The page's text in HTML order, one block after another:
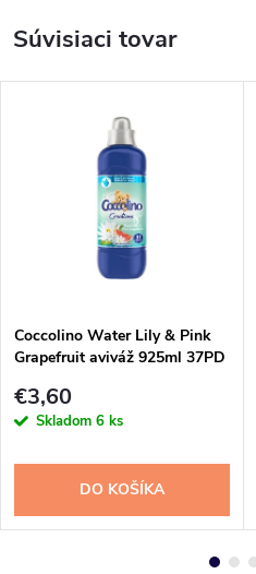
Súvisiaci tovar
Coccolino Water Lily & Pink
Grapefruit aviváž 925ml 37PD
€3,60
Skladom 6 ks
DO KOŠÍKA